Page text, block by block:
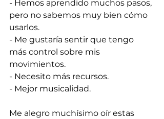
- Hemos aprendido muchos pasos,
pero no sabemos muy bien cómo
usarlos.
- Me gustaría sentir que tengo
más control sobre mis
movimientos.
- Necesito más recursos.
- Mejor musicalidad.
Me alegro muchísimo oír estas